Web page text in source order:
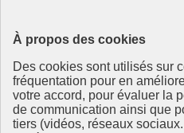
À propos des cookies
Des cookies sont utilisés sur
fréquentation pour en
votre accord, pour évaluer la
de communication ainsi que
tiers (vidéos, réseaux
data.gouv.fr- ouvre une
Partenaire